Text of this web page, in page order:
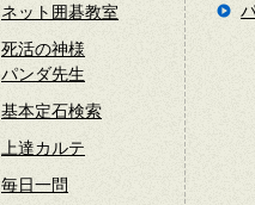
ネット囲碁教室
死活の神様
パンダ先生
基本定石検索
上達カルテ
毎日一問